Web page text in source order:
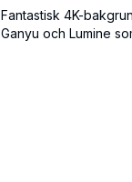
Fantastisk 4K-
Ganyu och Lumine